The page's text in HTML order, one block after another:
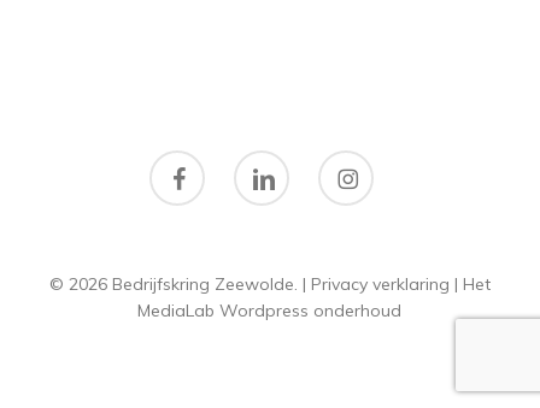
facebook linkedin instagram
© 2026 Bedrijfskring Zeewolde. | Privacy verklaring | Het
MediaLab Wordpress onderhoud